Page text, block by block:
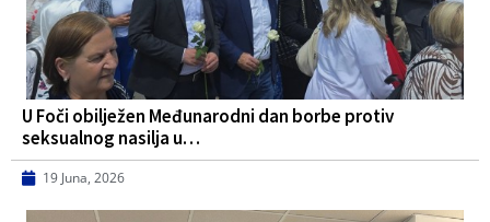
U Foči obilježen Međunarodni dan borbe protiv
seksualnog nasilja u…
19 Juna, 2026